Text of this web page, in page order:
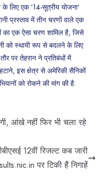
के लिए एक ’14-सूत्रीय योजना’
प्रस्ताव में तीन चरणों वाले एक
का एक ऐसा चरण शामिल है, जिसे
को स्थायी रूप से बदलने के लिए
पर तेहरान ने प्रतिबंधों में
हटाने, इस क्षेत्र से अमेरिकी सैनिकों
को रोकने की मांग की है.
आंखे नहीं फिर भी चला रहे
12वीं रिजल्ट कब जारी
पर टिकी हैं निगाहें